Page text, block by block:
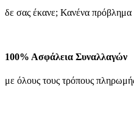
δε σας έκανε; Κανένα πρόβλημα
100% Ασφάλεια Συναλλαγών
με όλους τους τρόπους